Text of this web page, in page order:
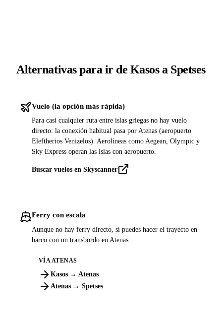
Alternativas para ir de Kasos a Spetses
Vuelo (la opción más rápida)
Para casi cualquier ruta entre islas griegas no hay vuelo
directo: la conexión habitual pasa por Atenas (aeropuerto
Eleftherios Venizelos). Aerolíneas como Aegean, Olympic y
Sky Express operan las islas con aeropuerto.
Buscar vuelos en Skyscanner
Ferry con escala
Aunque no hay ferry directo, sí puedes hacer el trayecto en
barco con un transbordo en Atenas.
VÍA ATENAS
Kasos → Atenas
Atenas → Spetses